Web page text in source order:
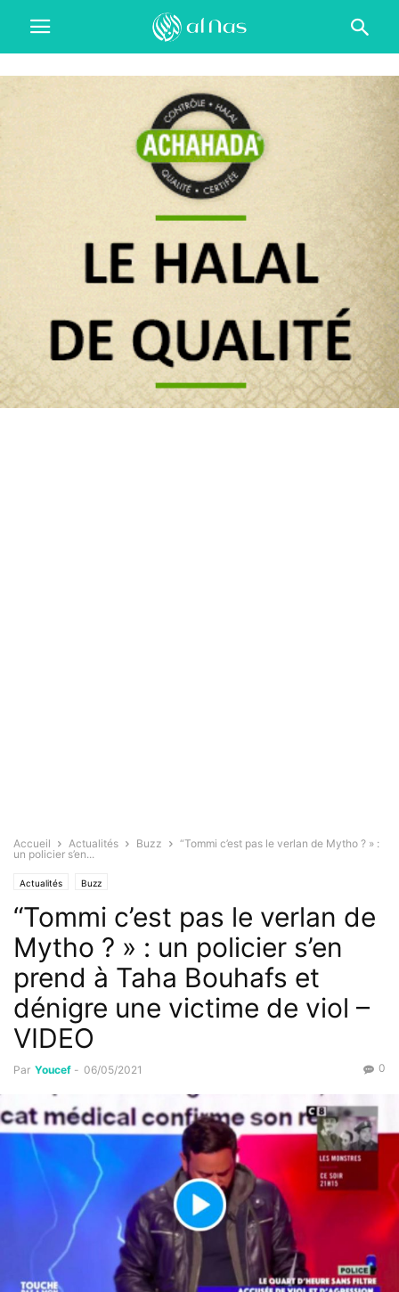
Accueil Actualités Buzz
“Tommi c’est pas le verlan de Mytho ? » :
un policier s’en...
Actualités Buzz
“Tommi c’est pas le verlan de
Mytho ? » : un policier s’en
prend à Taha Bouhafs et
dénigre une victime de viol –
VIDEO
Par Youcef - 06/05/2021 0